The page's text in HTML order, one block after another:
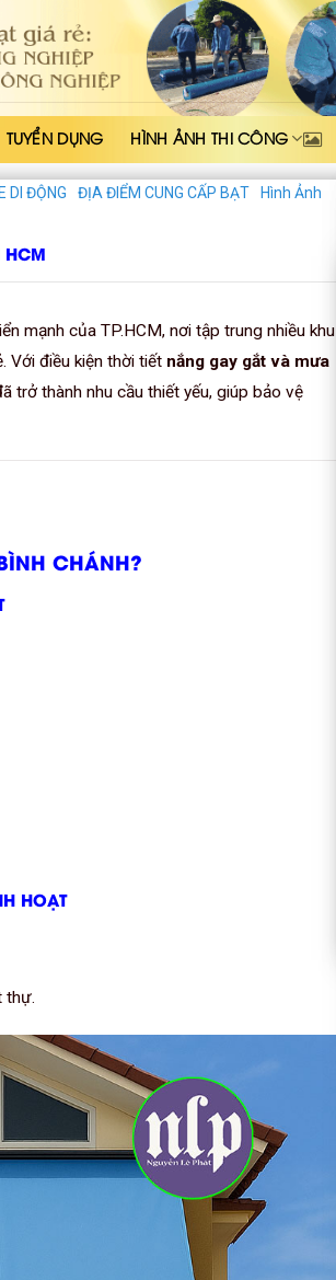
TUYỂN DỤNG HÌNH ẢNH THI CÔNG
DI ĐỘNG ĐỊA ĐIỂM CUNG CẤP BẠT
Hình Ảnh
HCM
mạnh của TP.HCM, nơi tập trung nhiều khu
Với điều kiện thời tiết nắng gay gắt và mưa
trở thành nhu cầu thiết yếu, giúp bảo vệ
CHÁNH?
HOẠT
thự.